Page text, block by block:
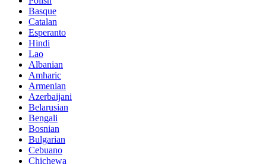
Basque
Catalan
Esperanto
Hindi
Lao
Albanian
Amharic
Armenian
Azerbaijani
Belarusian
Bengali
Bosnian
Bulgarian
Cebuano
Chichewa